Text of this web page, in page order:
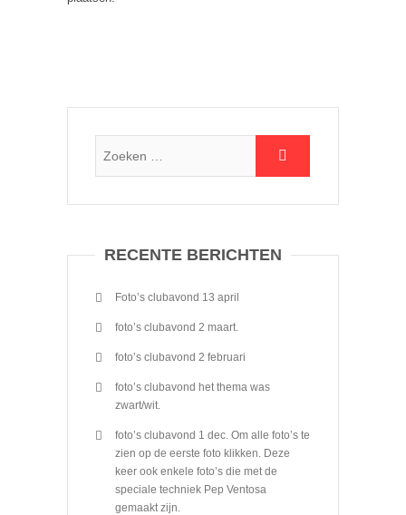
RECENTE BERICHTEN
Foto’s clubavond 13 april
foto’s clubavond 2 maart.
foto’s clubavond 2 februari
foto’s clubavond het thema was
zwart/wit.
foto’s clubavond 1 dec. Om alle foto’s te
zien op de eerste foto klikken. Deze
keer ook enkele foto’s die met de
speciale techniek Pep Ventosa
gemaakt zijn.